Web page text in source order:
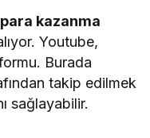
kazanma
Youtube,
Burada
takip edilmek
sağlayabilir.